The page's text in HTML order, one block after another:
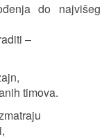
do najvišeg
–
timova.